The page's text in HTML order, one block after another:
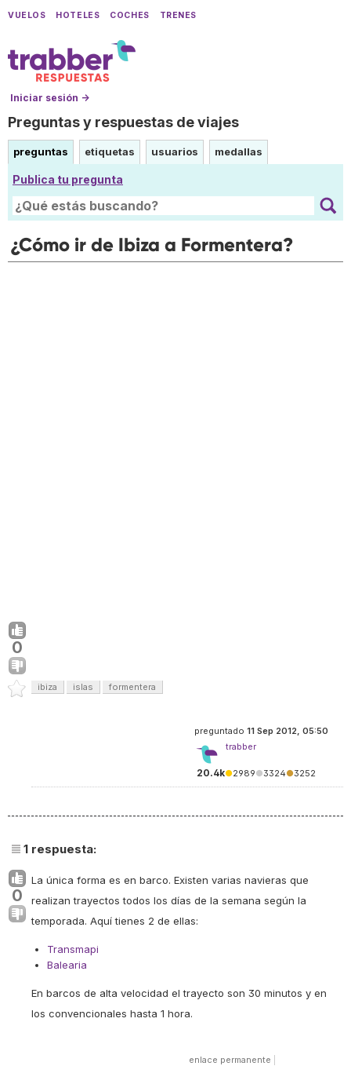
VUELOS HOTELES COCHES TRENES
Iniciar sesión →
Preguntas y respuestas de viajes
preguntas etiquetas usuarios medallas
Publica tu pregunta
¿Cómo ir de Ibiza a Formentera?
0
ibiza islas formentera
preguntado 11 Sep 2012, 05:50
trabber
20.4k●2989●3324●3252
1 respuesta:
0
La única forma es en barco. Existen varias navieras que
realizan trayectos todos los días de la semana según la
temporada. Aquí tienes 2 de ellas:
Transmapi
Balearia
En barcos de alta velocidad el trayecto son 30 minutos y en
los convencionales hasta 1 hora.
enlace permanente